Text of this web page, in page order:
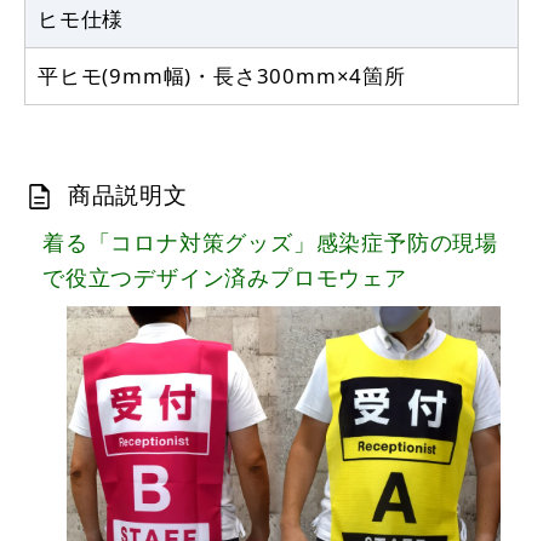
ヒモ仕様
平ヒモ(9mm幅)・長さ300mm×4箇所
商品説明文
着る「コロナ対策グッズ」感染症予防の現場
で役立つデザイン済みプロモウェア